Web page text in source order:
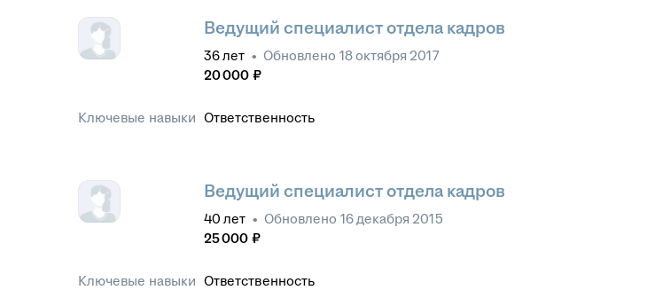
Ведущий специалист отдела кадров
36лет • Обновлено 18 октября 2017
20 000 ₽
Ключевые навыки Ответственность
Ведущий специалист отдела кадров
40 лет • Обновлено 16 декабря 2015
25 000 ₽
Ключевые навыки Ответственность